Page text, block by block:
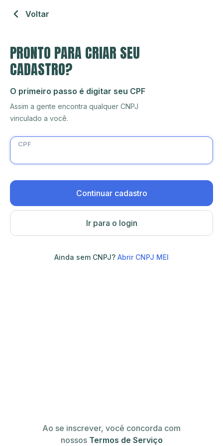
Voltar
PRONTO PARA CRIAR SEU
CADASTRO?
O primeiro passo é digitar seu CPF
Assim a gente encontra qualquer CNPJ
vinculado a você.
CPF
Continuar cadastro
Ir para o login
Ainda sem CNPJ? Abrir CNPJ MEI
Ao se inscrever, você concorda com
nossos Termos de Serviço